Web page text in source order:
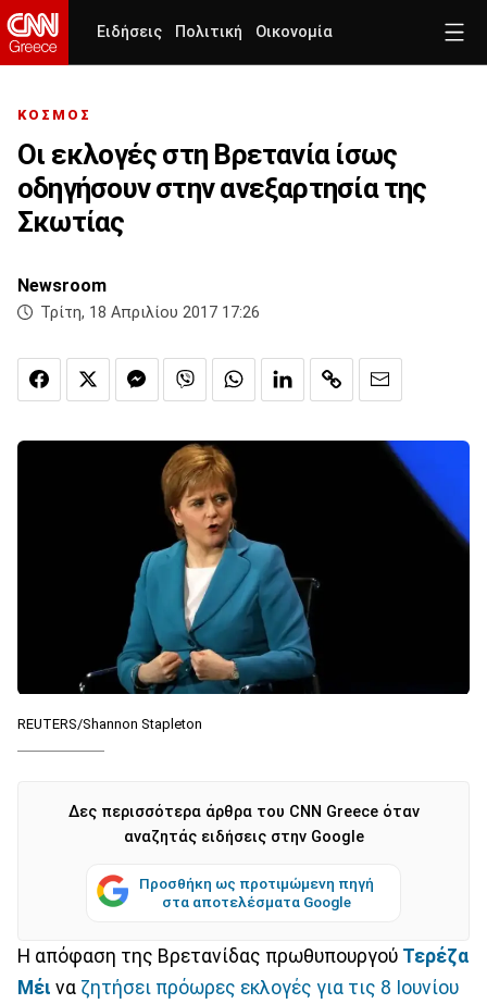
Ειδήσεις Πολιτική Οικονομία
ΚΟΣΜΟΣ
Οι εκλογές στη Βρετανία ίσως
οδηγήσουν στην ανεξαρτησία της
Σκωτίας
Newsroom
Τρίτη, 18 Απριλίου 2017 17:26
REUTERS/Shannon Stapleton
Δες περισσότερα άρθρα του CNN Greece όταν
αναζητάς ειδήσεις στην Google
Προσθήκη ως προτιμώμενη πηγή
στα αποτελέσματα Google
Η απόφαση της Βρετανίδας πρωθυπουργού Τερέζα
Μέι να ζητήσει πρόωρες εκλογές για τις 8 Ιουνίου